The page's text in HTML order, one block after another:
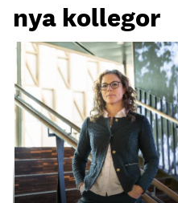
nya kollegor
Professor Kristina Palm
Dylan Calluy / Unsplash